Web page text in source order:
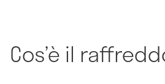
Cos’è il